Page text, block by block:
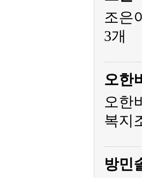
조은
3개
오한
오한
복지
방민